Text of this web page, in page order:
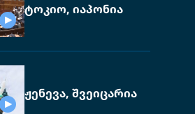
ტოკიო, იაპონია
ჟენევა, შვეიცარია